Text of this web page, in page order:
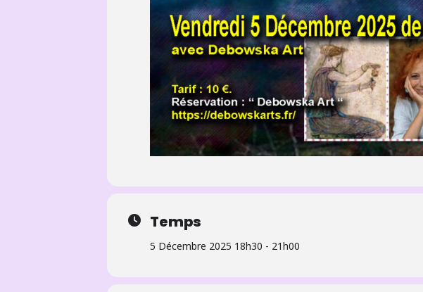
Temps
5 Décembre 2025 18h30 - 21h00